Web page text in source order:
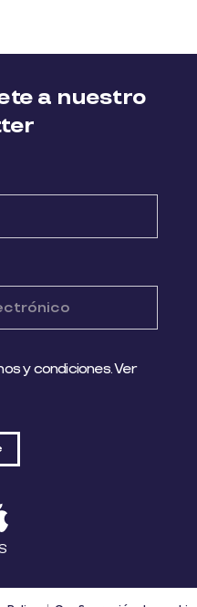
a nuestro
y condiciones. Ver